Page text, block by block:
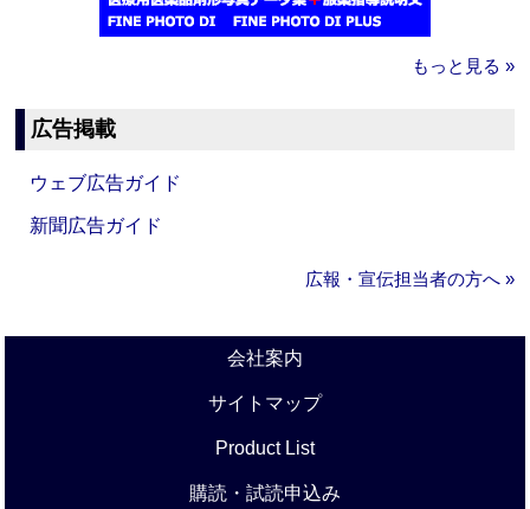
もっと見る »
広告掲載
ウェブ広告ガイド
新聞広告ガイド
広報・宣伝担当者の方へ »
会社案内
サイトマップ
Product List
購読・試読申込み